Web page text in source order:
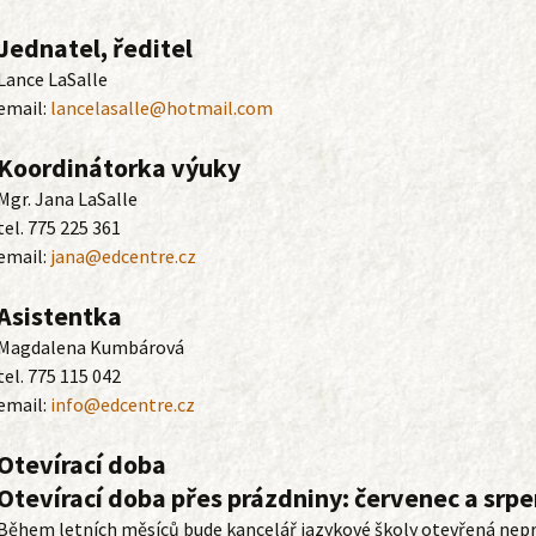
ředitel
LaSalle
lancelasalle@hotmail.com
výuky
Jana LaSalle
775 225 361
jana@edcentre.cz
Kumbárová
775 115 042
info@edcentre.cz
doba
doba přes prázdniny: červenec a
letních měsíců bude kancelář jazykové školy otevřená